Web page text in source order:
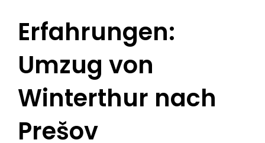
Erfahrungen:
Umzug von
Winterthur nach
Prešov